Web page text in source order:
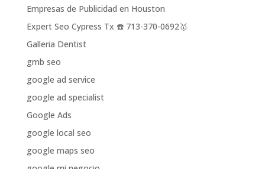
Empresas de Publicidad en Houston
Expert Seo Cypress Tx ☎️ 713-370-0692🥇
Galleria Dentist
gmb seo
google ad service
google ad specialist
Google Ads
google local seo
google maps seo